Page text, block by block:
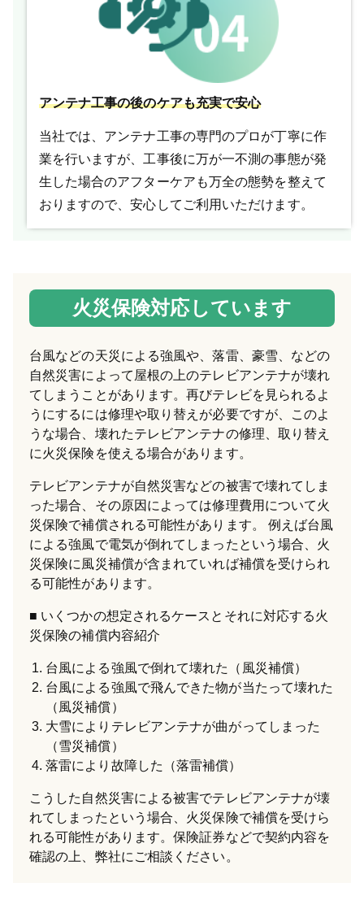
アンテナ工事の後のケアも充実で安心
当社では、アンテナ工事の専門のプロが丁寧に作
業を行いますが、工事後に万が一不測の事態が発
生した場合のアフターケアも万全の態勢を整えて
おりますので、安心してご利用いただけます。
火災保険対応しています
台風などの天災による強風や、落雷、豪雪、などの
自然災害によって屋根の上のテレビアンテナが壊れ
てしまうことがあります。再びテレビを見られるよ
うにするには修理や取り替えが必要ですが、このよ
うな場合、壊れたテレビアンテナの修理、取り替え
に火災保険を使える場合があります。
テレビアンテナが自然災害などの被害で壊れてしま
った場合、その原因によっては修理費用について火
災保険で補償される可能性があります。 例えば台風
による強風で電気が倒れてしまったという場合、火
災保険に風災補償が含まれていれば補償を受けられ
る可能性があります。
いくつかの想定されるケースとそれに対応する火
災保険の補償内容紹介
台風による強風で倒れて壊れた（風災補償）
台風による強風で飛んできた物が当たって壊れた
（風災補償）
大雪によりテレビアンテナが曲がってしまった
（雪災補償）
落雷により故障した（落雷補償）
こうした自然災害による被害でテレビアンテナが壊
れてしまったという場合、火災保険で補償を受けら
れる可能性があります。保険証券などで契約内容を
確認の上、弊社にご相談ください。